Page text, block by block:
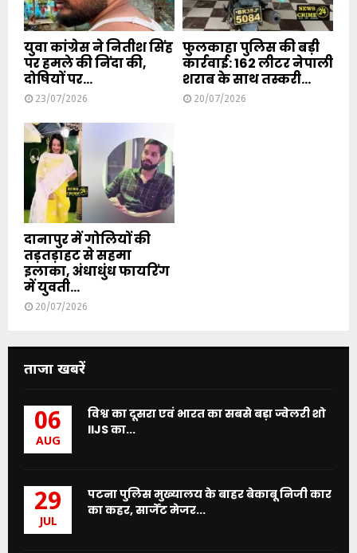
युवा कांग्रेस ने नितीश सिंह
पर हमले की निंदा की,
दोषियों पर...
23/07/2026
फुलकाहा पुलिस की बड़ी
कार्रवाई: 162 लीटर नेपाली
शराब के साथ तस्करी...
20/07/2026
दानापुर में गोलियों की
तड़तड़ाहट से सहमा
इलाका, अंधाधुंध फायरिंग
में युवती...
20/07/2026
ताजा खबरें
06
AUG
विश्व का दूसरा एवं भारत का सबसे बड़ा ज्वेलरी शो
IIJS का...
29
JUL
पटना पुलिस मुख्यालय के बाहर बेकाबू निजी कार
का कहर, सार्जेंट मेजर...